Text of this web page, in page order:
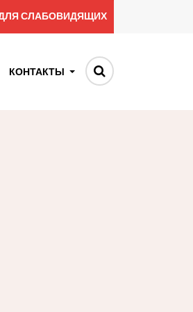
СЛАБОВИДЯЩИХ
КОНТАКТЫ